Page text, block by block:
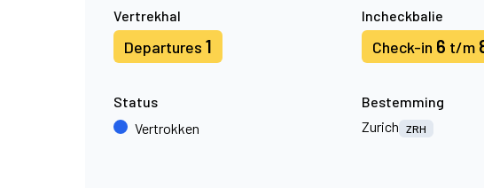
Vertrekhal
Departures 1
Incheckbalie
Check-in 6 t/m
Status
Vertrokken
Bestemming
Zurich
ZRH